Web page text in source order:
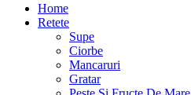
Home
Retete
Supe
Ciorbe
Mancaruri
Gratar